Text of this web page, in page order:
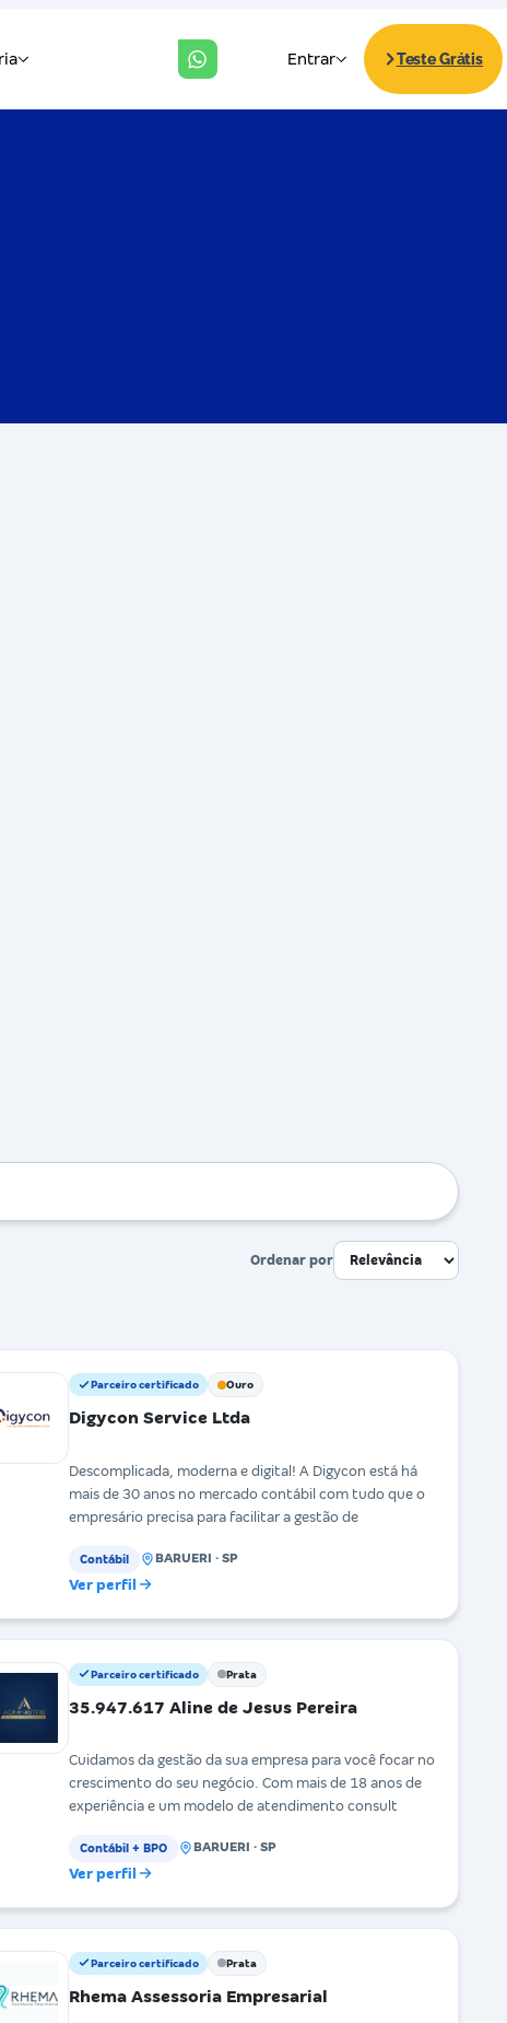
Ordenar por
Parceiro certificado Ouro
Digycon Service Ltda
Descomplicada, moderna e digital! A Digycon está há
mais de 30 anos no mercado contábil com tudo que o
empresário precisa para facilitar a gestão de
Contábil BARUERI · SP
Ver perfil
Parceiro certificado Prata
35.947.617 Aline de Jesus Pereira
Cuidamos da gestão da sua empresa para você focar no
crescimento do seu negócio. Com mais de 18 anos de
experiência e um modelo de atendimento consult
Contábil + BPO BARUERI · SP
Ver perfil
Parceiro certificado Prata
Rhema Assessoria Empresarial